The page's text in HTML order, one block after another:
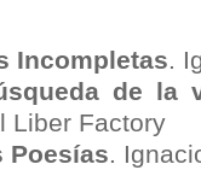
Incompletas.
de la
Liber Factory
Poesías.